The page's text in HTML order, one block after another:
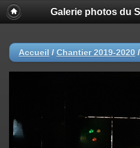
Galerie photos du
Accueil / Chantier 2019-2020 /